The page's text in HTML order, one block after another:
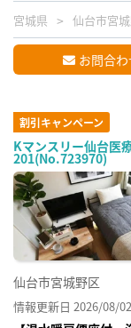
宮城県 仙台市宮
お問合わ
割引キャンペーン
Kマンスリー仙台医
201(No.723970)
仙台市宮城野区
情報更新日 2026/08/